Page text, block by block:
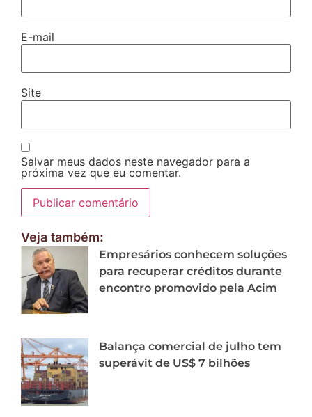
E-mail
Site
Salvar meus dados neste navegador para a
próxima vez que eu comentar.
Veja também:
Empresários conhecem soluções
para recuperar créditos durante
encontro promovido pela Acim
Balança comercial de julho tem
superávit de US$ 7 bilhões